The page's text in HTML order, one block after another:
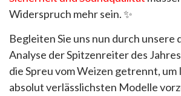
Widerspruch mehr sein. ✨
Begleiten Sie uns nun durch unsere
Analyse der Spitzenreiter des
die Spreu vom Weizen getrennt, um
absolut verlässlichsten Modelle